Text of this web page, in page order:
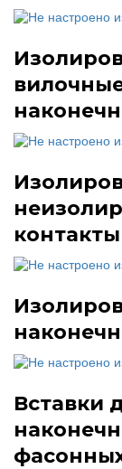
контакты
Вставки